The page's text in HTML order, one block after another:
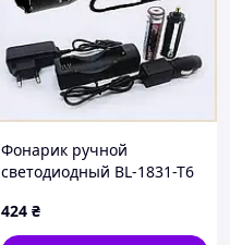
Фонарик ручной
светодиодный BL-1831-T6
50B24P302
424 ₴